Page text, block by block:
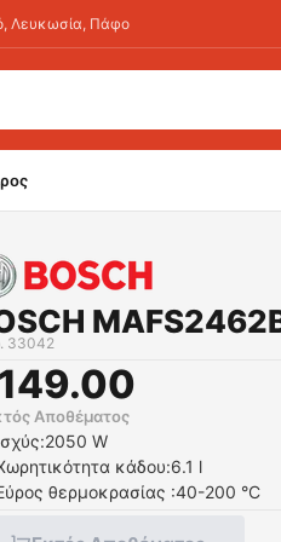
Λευκωσία, Πάφο
33042
149.00
Αποθέματος
2050 W
κάδου:6.1 l
θερμοκρασίας :40-200 °C